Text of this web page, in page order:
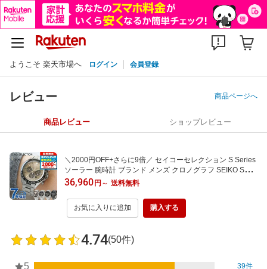
ようこそ 楽天市場へ ログイン 会員登録
レビュー 商品ページへ
商品レビュー ショップレビュー
＼2000円OFF+さらに9倍／ セイコーセレクション S Series
ソーラー 腕時計 ブランド メンズ クロノグラフ SEIKO SEL
ECTION アナログ グレー ネイビー ブラック 黒 選べるモデ
ル SBPY181 SBPY183 SBPY185 SBPY187 おしゃれ 防水
プレゼント 男性 実用的
36,960円 ～ 送料無料
お気に入りに追加 購入する
4.74(50件)
5 39件